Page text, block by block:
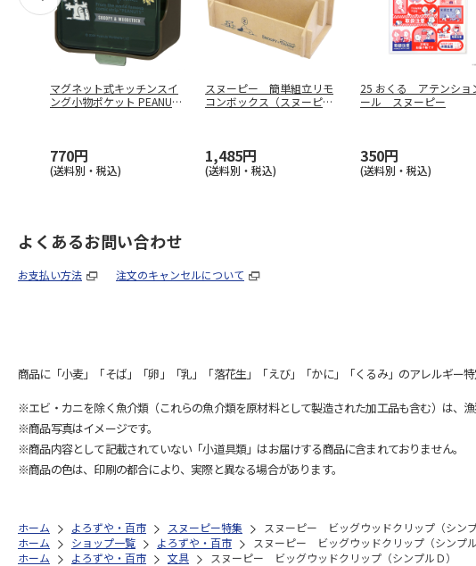
マグネット式キッチンスイ
ング小物ポケット PEANUTS
770円
(送料別・税込)
スヌーピー 簡単組立リモ
コンボックス（スヌーピー
1,485円
(送料別・税込)
25 おくる アテンショ
ール スヌーピー
350円
(送料別・税込)
よくあるお問い合わせ
お支払い方法 注文のキャンセルについて
商品に「小麦」「そば」「卵」「乳」「落花生」「えび」「かに」「くるみ」のアレルギー
※エビ・カニを除く魚介類（これらの魚介類を原材料として製造された加工品も含む）は、
※商品写真はイメージです。
※商品内容として記載されていない「小道具類」はお届けする商品に含まれておりません。
※商品の色は、印刷の都合により、実際と異なる場合があります。
ホーム よろずや・百市 スヌーピー特集
スヌーピー ビッグウッドクリップ（シンプ
ホーム
ショップ一覧 よろずや・百市
スヌーピー ビッグウッドクリップ（シンプル
ホーム
よろずや・百市 文具 スヌーピー ビッグウッドクリップ（シンプルＤ）